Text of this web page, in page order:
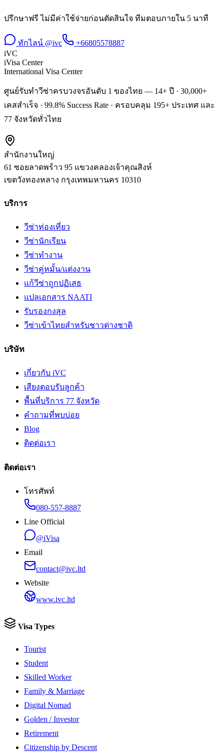
ปรึกษาฟรี ไม่มีค่าใช้จ่ายก่อนตัดสินใจ ทีมตอบภายใน 5 นาที
ทักไลน์ @ivc
+66805578887
iVC
iVisa Center
International Visa Center
ศูนย์รับทำวีซ่าครบวงจรอันดับ 1 ของไทย — 14+ ปี · 30,000+
เคสสำเร็จ · 99.8% Success Rate · ครอบคลุม 195+ ประเทศ และ
77 จังหวัดทั่วไทย
สำนักงานใหญ่
61 ซอยลาดพร้าว 95 แขวงคลองเจ้าคุณสิงห์
เขตวังทองหลาง กรุงเทพมหานคร 10310
บริการ
วีซ่าท่องเที่ยว
วีซ่านักเรียน
วีซ่าทำงาน
วีซ่าคู่หมั้น/แต่งงาน
แก้วีซ่าถูกปฏิเสธ
แปลเอกสาร NAATI
รับรองกงสุล
วีซ่าเข้าไทยสำหรับชาวต่างชาติ
บริษัท
เกี่ยวกับ iVC
เสียงตอบรับลูกค้า
พื้นที่บริการ 77 จังหวัด
คำถามที่พบบ่อย
Blog
ติดต่อเรา
ติดต่อเรา
โทรศัพท์
080-557-8887
Line Official
@iVisa
Email
contact@ivc.ltd
Website
www.ivc.ltd
Visa Types
Tourist
Student
Skilled Worker
Family & Marriage
Digital Nomad
Golden / Investor
Retirement
Citizenship by Descent